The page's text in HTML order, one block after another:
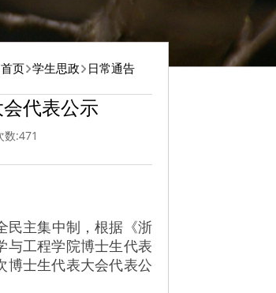
首页 学生思政 日常通告
代表公示
数:471
民主集中制，根据《浙
与工程学院博士生代表
博士生代表大会代表公